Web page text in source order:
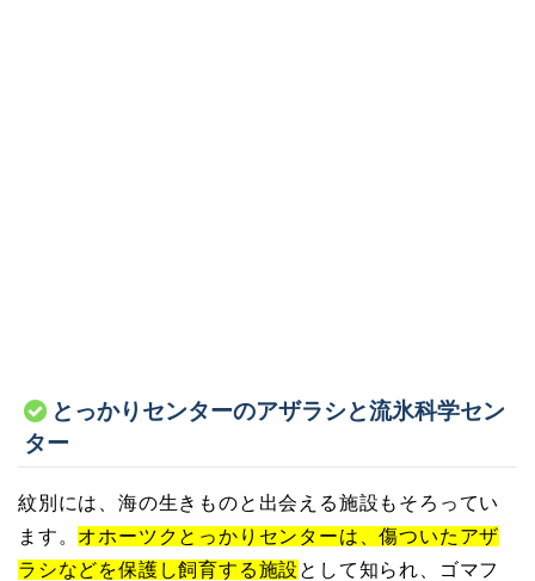
とっかりセンターのアザラシと流氷科学セン
ター
紋別には、海の生きものと出会える施設もそろってい
ます。 オホーツクとっかりセンターは、傷ついたアザ
ラシなどを保護し飼育する施設 として知られ、ゴマフ